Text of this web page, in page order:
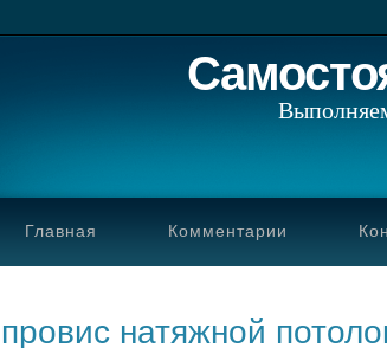
Главная Комментарии
провис натяжной